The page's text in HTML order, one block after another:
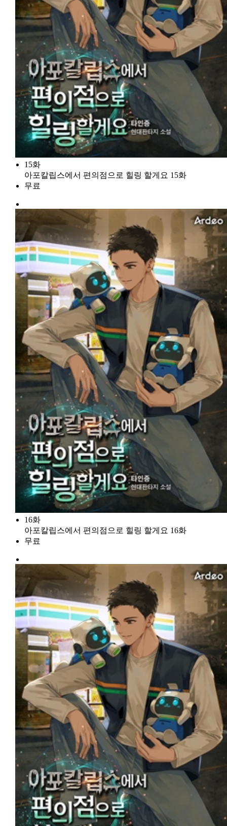
15화
아포칼립스에서 편의점으로 힐링 할게요 15화
무료
16화
아포칼립스에서 편의점으로 힐링 할게요 16화
무료